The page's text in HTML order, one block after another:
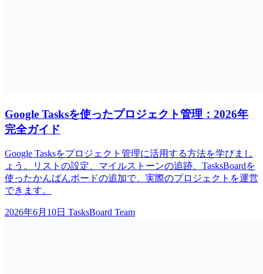
Google Tasksを使ったプロジェクト管理：2026年
完全ガイド
Google Tasksをプロジェクト管理に活用する方法を学びまし
ょう。リストの設定、マイルストーンの追跡、TasksBoardを
使ったかんばんボードの追加で、実際のプロジェクトを運営
できます。
2026年6月10日 TasksBoard Team